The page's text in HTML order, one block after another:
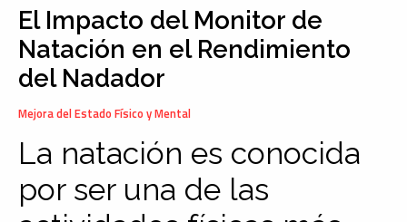
El Impacto del Monitor de
Natación en el Rendimiento
del Nadador
Mejora del Estado Físico y Mental
La natación es conocida
por ser una de las